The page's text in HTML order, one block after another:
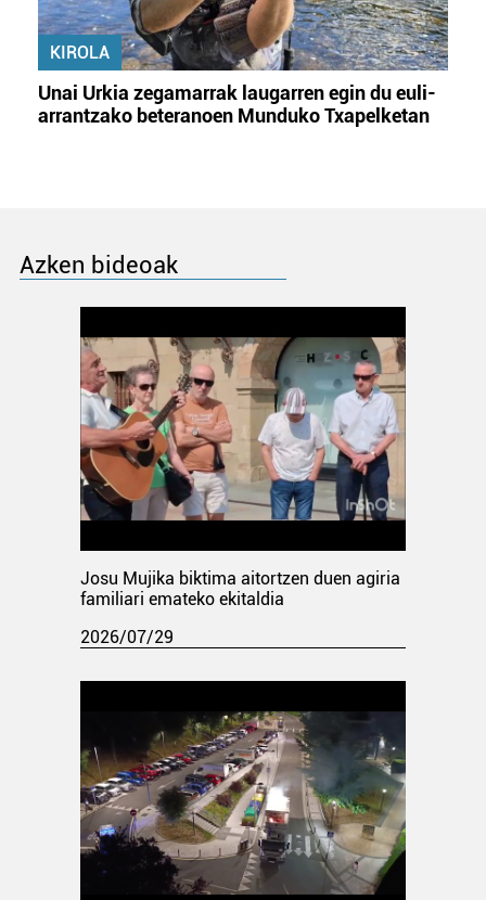
KIROLA
Unai Urkia zegamarrak laugarren egin du euli-
arrantzako beteranoen Munduko Txapelketan
Azken bideoak
Josu Mujika biktima aitortzen duen agiria
familiari emateko ekitaldia
2026/07/29